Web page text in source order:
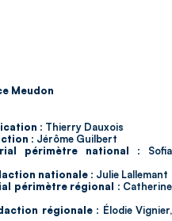
Meudon
: Thierry Dauxois
: Jérôme Guilbert
périmètre national : Sofia
nationale : Julie Lallemant
périmètre régional : Catherine
régionale : Élodie Vignier,